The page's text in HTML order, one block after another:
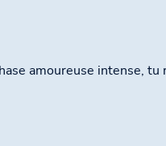
amoureuse intense, tu